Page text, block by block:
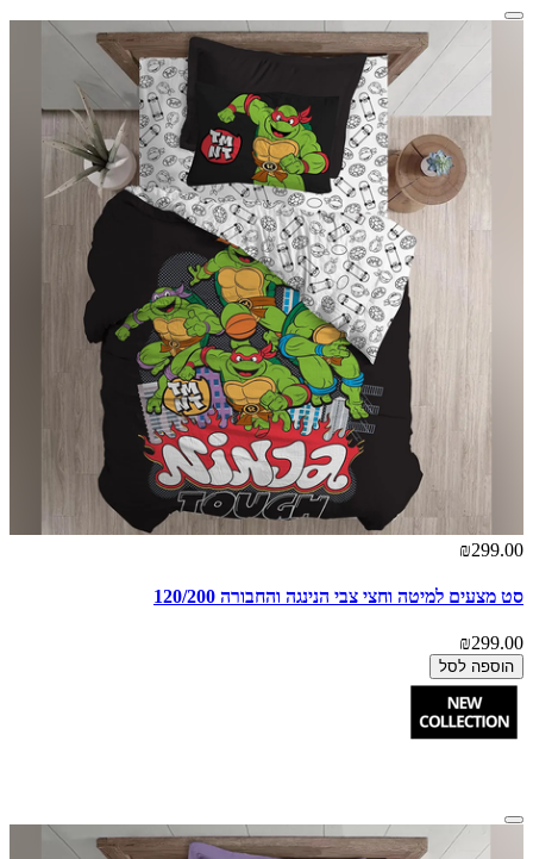
₪299.00
סט מצעים למיטה וחצי צבי הנינגה והחבורה 120/200
₪299.00
הוספה לסל